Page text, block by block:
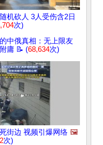
机砍人 3人受伤含2日
次)
中俄真相：无上限友
庸 📝 (68,634次)
街边 视频引爆网络 🖼️
次)